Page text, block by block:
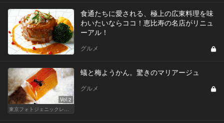
食通たちに愛される、極上の広東料理を味
わいたいならココ！恵比寿の名店がリニュ
ーアル！
グルメ
Vol.2
蟻と梅ようかん。驚きのマリアージュ
グルメ